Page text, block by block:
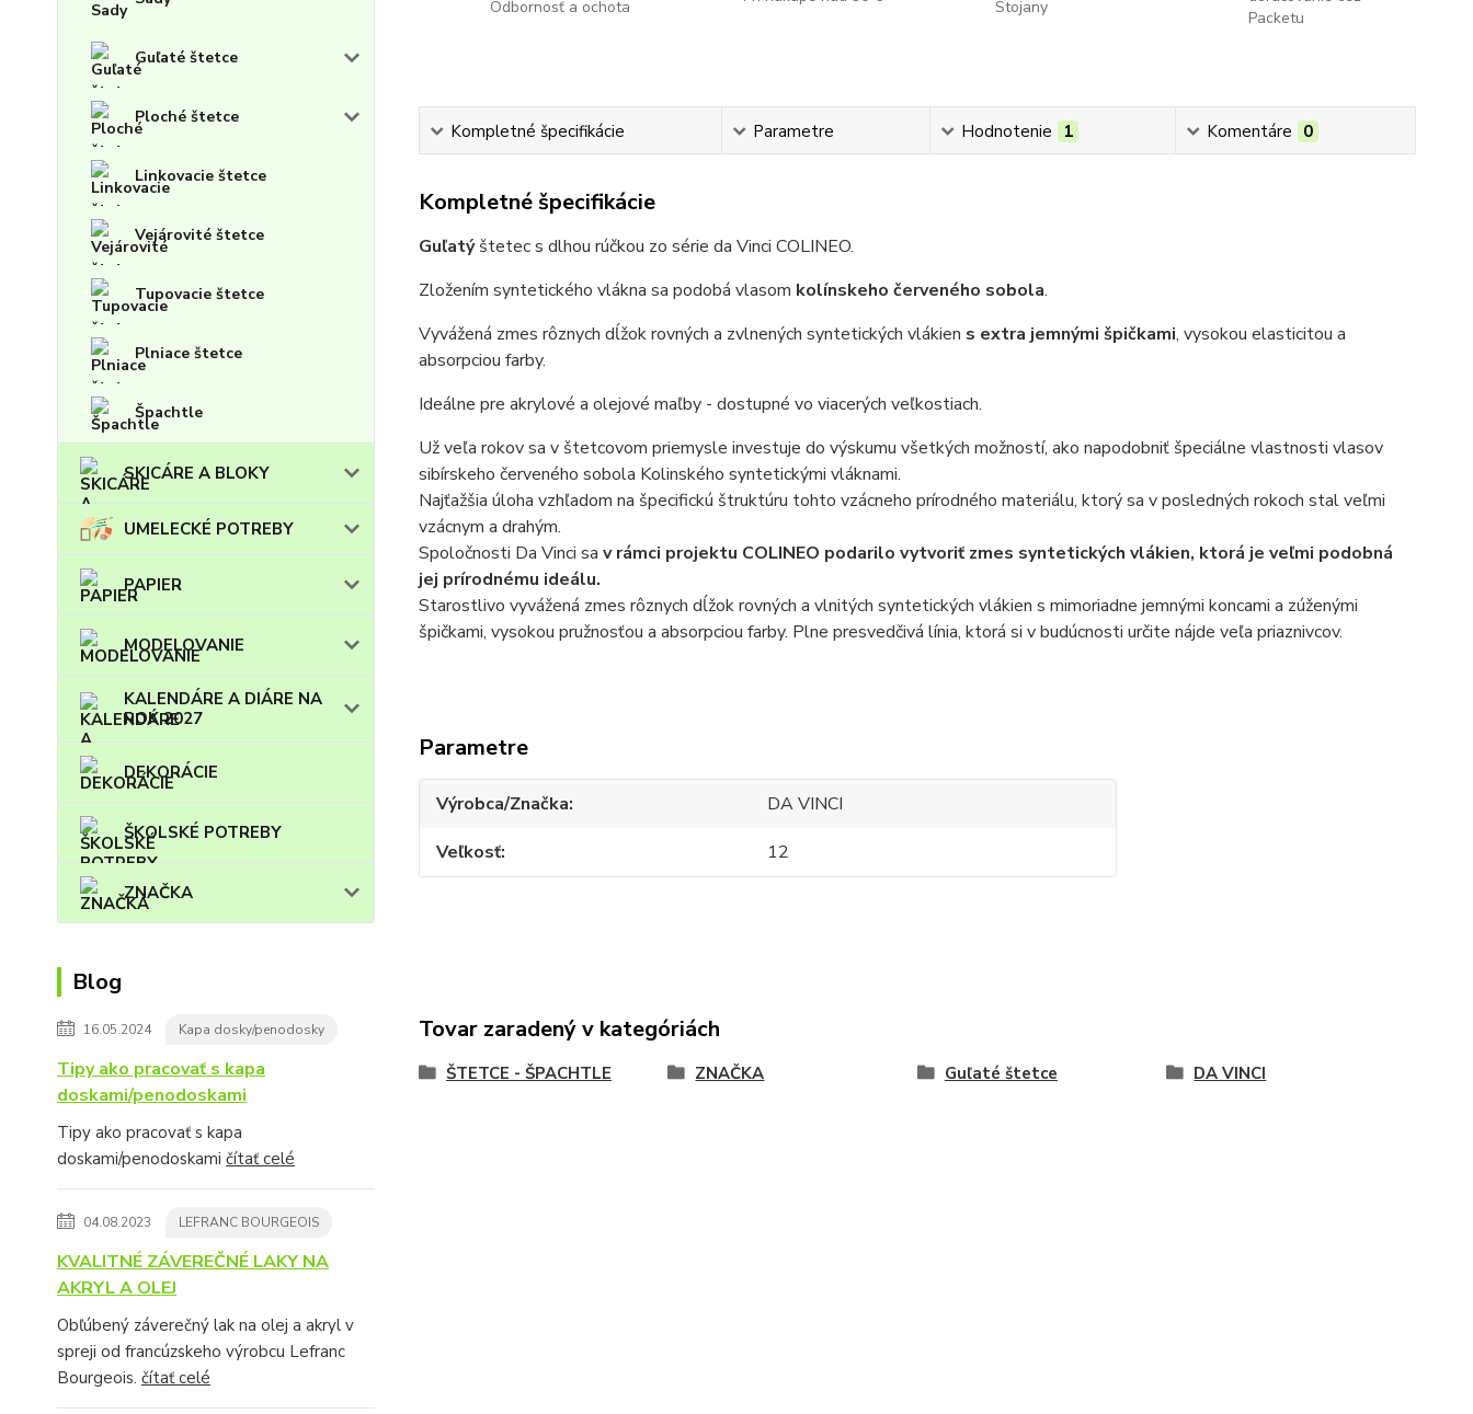
Guľaté štetce
Ploché štetce
Linkovacie štetce
Vejárovité štetce
Tupovacie štetce
Plniace štetce
Špachtle
SKICÁRE A BLOKY
UMELECKÉ POTREBY
PAPIER
MODELOVANIE
KALENDÁRE A DIÁRE NA
ROK 2027
DEKORÁCIE
ŠKOLSKÉ POTREBY
ZNAČKA
Blog
16.05.2024 Kapa dosky/penodosky
Tipy ako pracovať s kapa
doskami/penodoskami
Tipy ako pracovať s kapa
doskami/penodoskami čítať celé
04.08.2023 LEFRANC BOURGEOIS
KVALITNÉ ZÁVEREČNÉ LAKY NA
AKRYL A OLEJ
Obľúbený záverečný lak na olej a akryl v
spreji od francúzskeho výrobcu Lefranc
Bourgeois. čítať celé
Odbornosť a ochota
Stojany
Packetu
Kompletné špecifikácie Parametre Hodnotenie 1 Komentáre 0
Kompletné špecifikácie
Guľatýštetec s dlhou rúčkou zo série da Vinci COLINEO.
Zložením syntetického vlákna sa podobá vlasom kolínskeho červeného sobola.
Vyvážená zmes rôznych dĺžok rovných a zvlnených syntetických vlákien s extra jemnými špičkami, vysokou elasticitou a
absorpciou farby.
Ideálne pre akrylové a olejové maľby - dostupné vo viacerých veľkostiach.
Už veľa rokov sa v štetcovom priemysle investuje do výskumu všetkých možností, ako napodobniť špeciálne vlastnosti vlasov
sibírskeho červeného sobola Kolinského syntetickými vláknami.
Najťažšia úloha vzhľadom na špecifickú štruktúru tohto vzácneho prírodného materiálu, ktorý sa v posledných rokoch stal veľmi
vzácnym a drahým.
Spoločnosti Da Vinci sa v rámci projektu COLINEO podarilo vytvoriť zmes syntetických vlákien, ktorá je veľmi podobná
jej prírodnému ideálu.
Starostlivo vyvážená zmes rôznych dĺžok rovných a vlnitých syntetických vlákien s mimoriadne jemnými koncami a zúženými
špičkami, vysokou pružnosťou a absorpciou farby. Plne presvedčivá línia, ktorá si v budúcnosti určite nájde veľa priaznivcov.
Parametre
Výrobca/Značka
DA VINCI
Veľkosť
12
Tovar zaradený v kategóriách
ŠTETCE - ŠPACHTLE ZNAČKA Guľaté štetce DA VINCI